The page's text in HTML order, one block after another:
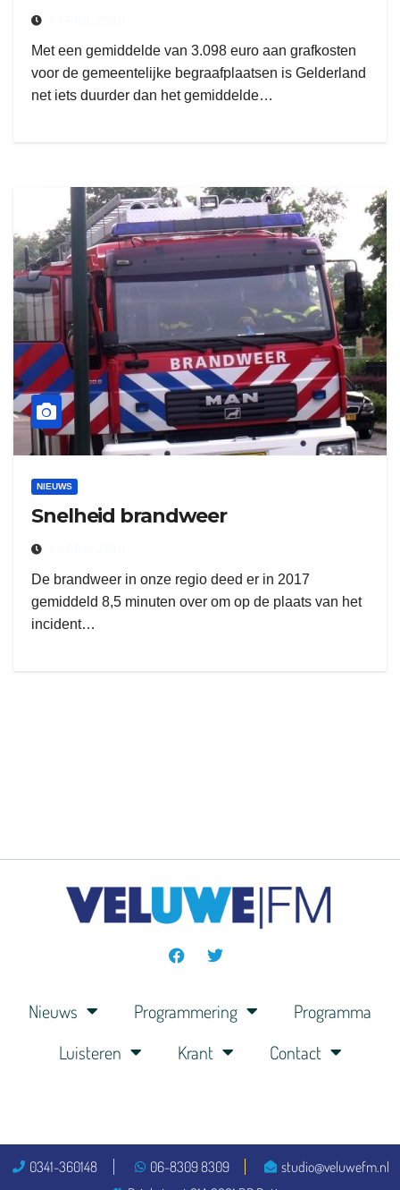
Met een gemiddelde van 3.098 euro aan grafkosten
voor de gemeentelijke begraafplaatsen is Gelderland
net iets duurder dan het gemiddelde…
NIEUWS
Snelheid brandweer
De brandweer in onze regio deed er in 2017
gemiddeld 8,5 minuten over om op de plaats van het
incident…
Nieuws Programmering
Programma
Luisteren
Krant Contact
0341-360148 06-8309 8309
studio@veluwefm.nl